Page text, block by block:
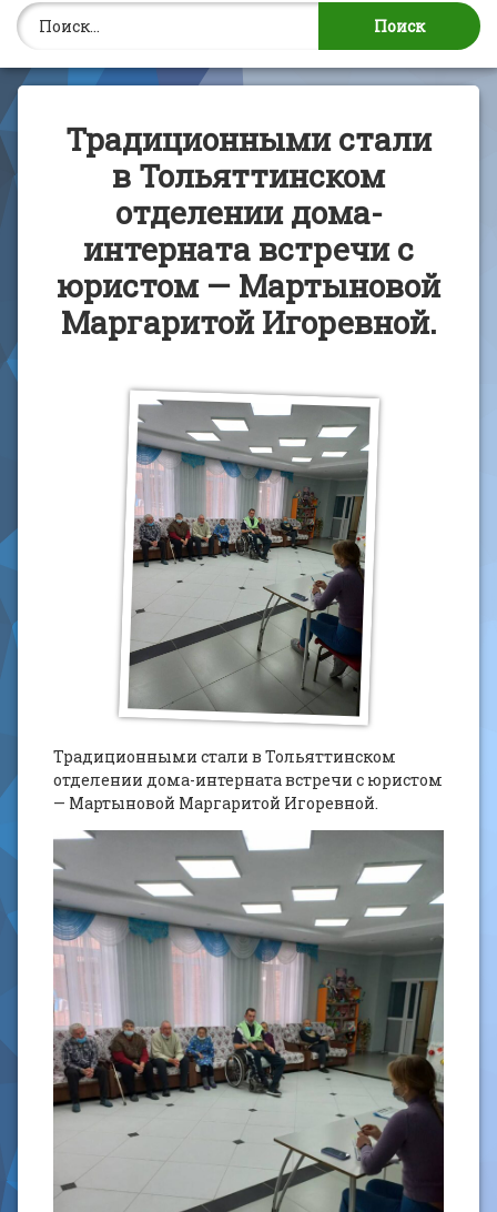
Найти:
Традиционными стали
в Тольяттинском
отделении дома-
интерната встречи с
юристом — Мартыновой
Маргаритой Игоревной.
Традиционными стали в Тольяттинском
отделении дома-интерната встречи с юристом
— Мартыновой Маргаритой Игоревной.